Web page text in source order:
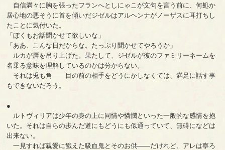
自信満々に胸を張ったフランへとしにゃこが文句を言う前に、何処か
居心地の悪そうに首を傾いだジゼルはアルヘンナがノーザスに耳打ちし
たことに気付いた。
「ぼくもお話聞かせて欲しいな」
「ああ、こんな日だからな。たっぷり聞かせてやろうか」
ルカが唇を吊り上げた。果たして、ジゼルが彼のファミリーネームを
名乗る意味を理解しているのかは分からない。
それは兎も角――目の前の相手をどうにかしなくては、満足に話す事
もできないだろう。
●
ルトヴィリアは少年の身の上に同情や憐憫といった一般的な感情を抱
いた。それは自らの歩んだ道にもどうにも似通っていて、無碍になどは
出来ない。
一見すれば親愛に餓えた吸血鬼とそのお供――だけれど、アレは寧ろ